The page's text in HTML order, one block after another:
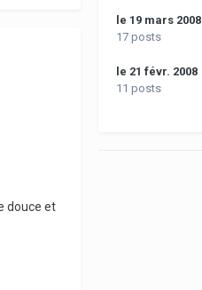
douce et
le 19 mars 2008
17 posts
le 21 févr. 2008
11 posts